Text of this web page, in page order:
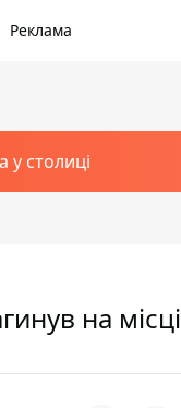
Реклама
у столиці
на місці